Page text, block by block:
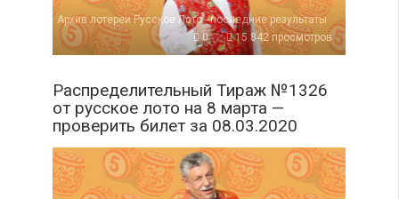
Архив лотереи Русское Лото - последние результаты
0
15 842 просмотров
Распределительный Тираж №1326
от русское лото на 8 марта —
проверить билет за 08.03.2020